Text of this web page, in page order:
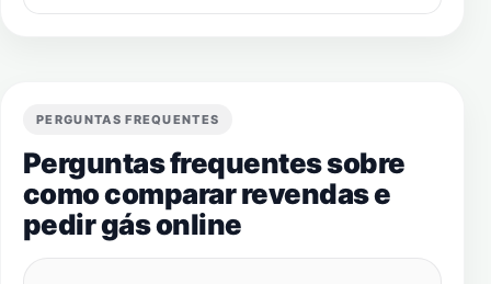
PERGUNTAS FREQUENTES
Perguntas frequentes sobre
como comparar revendas e
pedir gás online